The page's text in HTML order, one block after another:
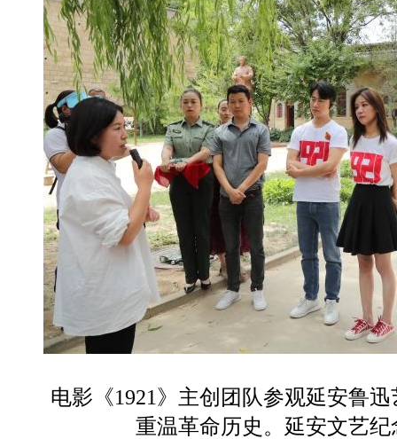
电影《1921》主创团队参观延安鲁
重温革命历史。延安文艺纪